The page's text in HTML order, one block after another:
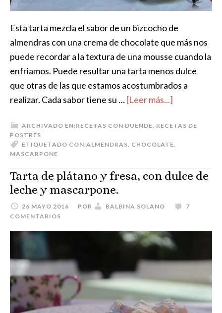
Esta tarta mezcla el sabor de un bizcocho de
almendras con una crema de chocolate que más nos
puede recordar a la textura de una mousse cuando la
enfriamos. Puede resultar una tarta menos dulce
que otras de las que estamos acostumbrados a
realizar. Cada sabor tiene su …[Leer más...]
ARCHIVADO EN:RECETAS CON DUENDE RECETAS DE
POSTRES
ETIQUETADO CON:ALMENDRAS CHOCOLATE
MASCARPONE
Tarta de plátano y fresa, con dulce de
leche y mascarpone.
26 MAYO 2016 POR BALBINA SOLANO
7
COMENTARIOS